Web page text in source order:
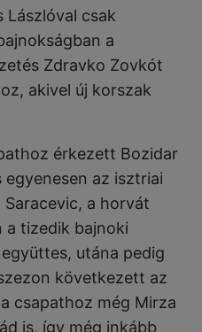
Lászlóval csak
a
Zdravko Zovkót
akivel új korszak
érkezett Bozidar
egyenesen az isztriai
a horvát
a tizedik bajnoki
utána pedig
következett az
csapathoz még Mirza
is, így még inkább